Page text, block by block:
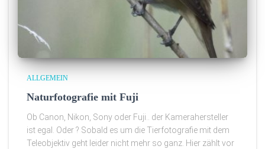
ALLGEMEIN
Naturfotografie mit Fuji
Ob Canon, Nikon, Sony oder Fuji.. der Kamerahersteller
ist egal. Oder ? Sobald es um die Tierfotografie mit dem
Teleobjektiv geht leider nicht mehr so ganz. Hier zählt vor